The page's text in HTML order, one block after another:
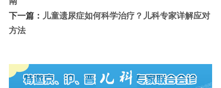
下一篇： 儿童遗尿症如何科学治疗？儿科专家详解应对
方法